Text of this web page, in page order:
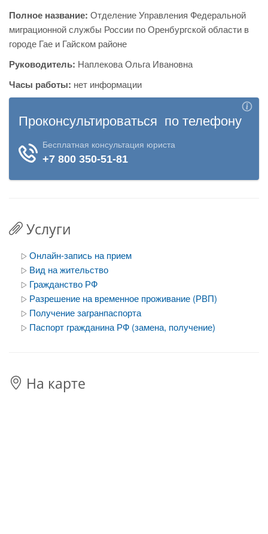
Полное название: Отделение Управления Федеральной
миграционной службы России по Оренбургской области в
городе Гае и Гайском районе
Руководитель: Наплекова Ольга Ивановна
Часы работы: нет информации
Услуги
Онлайн-запись на прием
Вид на жительство
Гражданство РФ
Разрешение на временное проживание (РВП)
Получение загранпаспорта
Паспорт гражданина РФ (замена, получение)
На карте